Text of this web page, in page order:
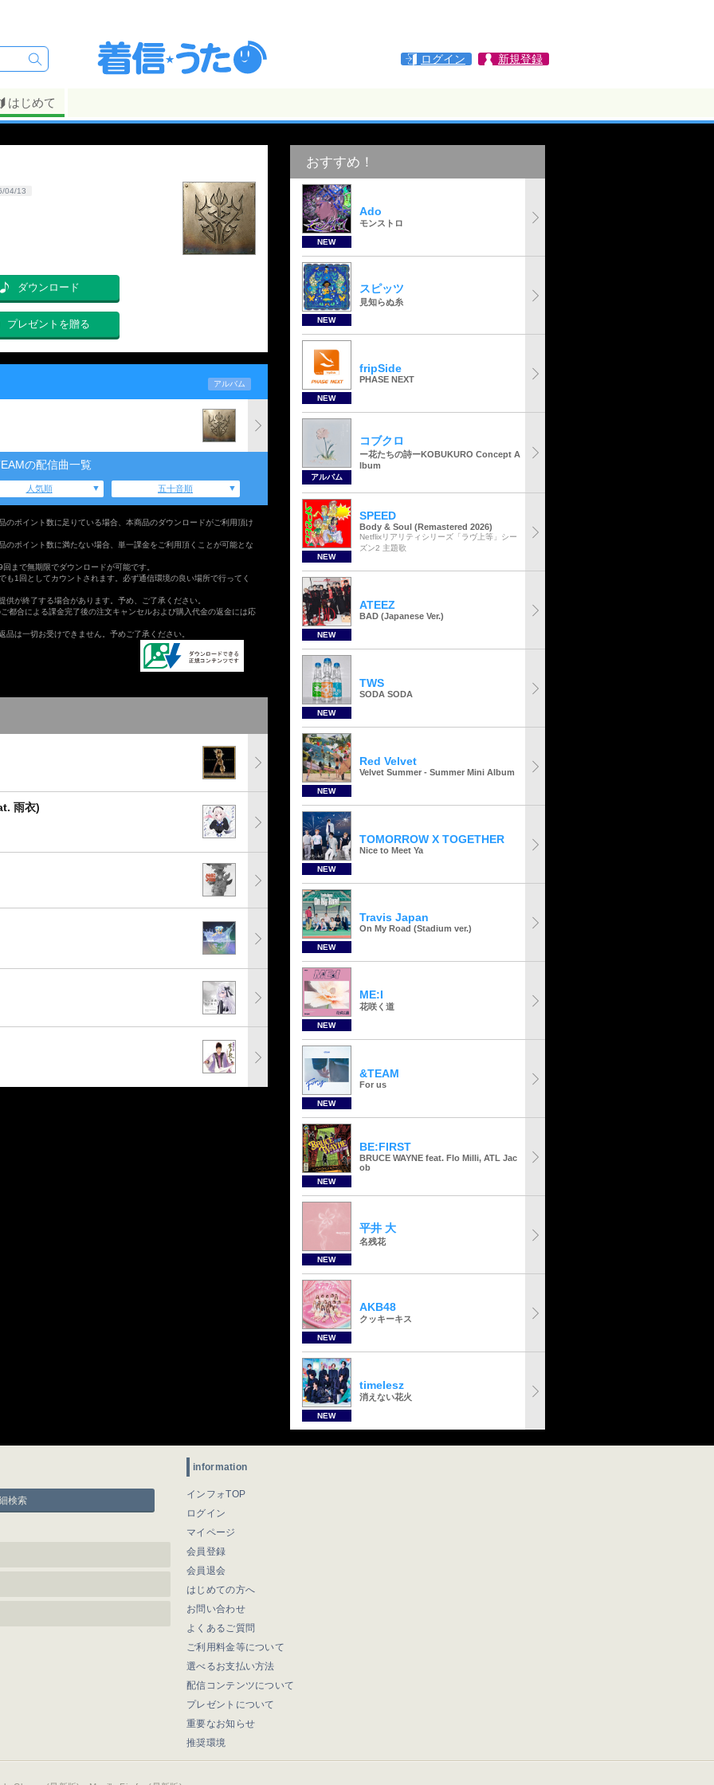
ログイン 新規登録
はじめて
04/13
ダウンロード
プレゼントを贈る
アルバム
の配信曲一覧
人気順 五十音順
ポイント数に足りている場合、本商品のダウンロードがご利用頂け
ポイント数に満たない場合、単一課金をご利用頂くことが可能とな
まで無期限でダウンロードが可能です。
1回としてカウントされます。必ず通信環境の良い場所で行ってく
が終了する場合があります。予め、ご了承ください。
都合による課金完了後の注文キャンセルおよび購入代金の返金には応
は一切お受けできません。予めご了承ください。
雨衣)
おすすめ！
NEW
Ado
モンストロ
NEW
スピッツ
見知らぬ糸
NEW
fripSide
PHASE NEXT
アルバム
コブクロ
ー花たちの詩ーKOBUKURO Concept A
lbum
NEW
SPEED
Body & Soul (Remastered 2026)
Netflixリアリティシリーズ「ラヴ上等」シー
ズン2 主題歌
NEW
ATEEZ
BAD (Japanese Ver.)
NEW
TWS
SODA SODA
NEW
Red Velvet
Velvet Summer - Summer Mini Album
NEW
TOMORROW X TOGETHER
Nice to Meet Ya
NEW
Travis Japan
On My Road (Stadium ver.)
NEW
ME:I
花咲く道
NEW
&TEAM
For us
NEW
BE:FIRST
BRUCE WAYNE feat. Flo Milli, ATL Jac
ob
NEW
平井 大
名残花
NEW
AKB48
クッキーキス
NEW
timelesz
消えない花火
検索
information
インフォTOP
ログイン
マイページ
会員登録
会員退会
はじめての方へ
お問い合わせ
よくあるご質問
ご利用料金等について
選べるお支払い方法
配信コンテンツについて
プレゼントについて
重要なお知らせ
推奨環境